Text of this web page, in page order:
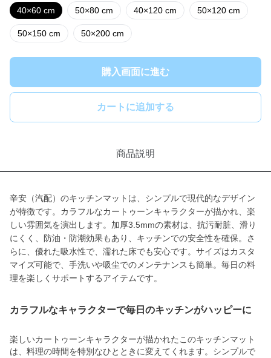
40×60 cm 50×80 cm 40×120 cm 50×120 cm
50×150 cm 50×200 cm
購入画面に進む
カートに追加する
商品説明
辛安（汽配）のキッチンマットは、シンプルで現代的なデザイン
が特徴です。カラフルなカートゥーンキャラクターが描かれ、楽
しい雰囲気を演出します。加厚3.5mmの素材は、抗污耐脏、滑り
にくく、防油・防潮効果もあり、キッチンでの安全性を確保。さ
らに、優れた吸水性で、濡れた床でも安心です。サイズはカスタ
マイズ可能で、手洗いや吸尘でのメンテナンスも簡単。毎日の料
理を楽しくサポートするアイテムです。
カラフルなキャラクターで毎日のキッチンがハッピーに
楽しいカートゥーンキャラクターが描かれたこのキッチンマット
は、料理の時間を特別なひとときに変えてくれます。シンプルで